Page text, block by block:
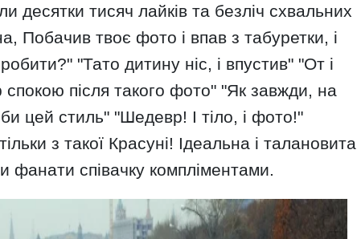
десятки тисяч лайків та безліч схвальних
Побачив твоє фото і впав з табуретки, і
"Тато дитину ніс, і впустив" "От і
після такого фото" "Як завжди, на
цей стиль" "Шедевр! І тіло, і фото!"
з такої Красуні! Ідеальна і талановита
фанати співачку компліментами.